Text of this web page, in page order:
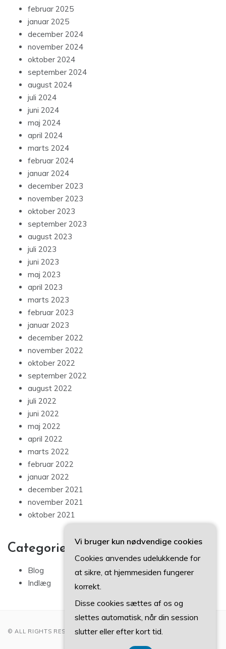
februar 2025
januar 2025
december 2024
november 2024
oktober 2024
september 2024
august 2024
juli 2024
juni 2024
maj 2024
april 2024
marts 2024
februar 2024
januar 2024
december 2023
november 2023
oktober 2023
september 2023
august 2023
juli 2023
juni 2023
maj 2023
april 2023
marts 2023
februar 2023
januar 2023
december 2022
november 2022
oktober 2022
september 2022
august 2022
juli 2022
juni 2022
maj 2022
april 2022
marts 2022
februar 2022
januar 2022
december 2021
november 2021
oktober 2021
Categories
Blog
Indlæg
© ALL RIGHTS RESERVED 2022
Vi bruger kun nødvendige cookies
Cookies anvendes udelukkende for
at sikre, at hjemmesiden fungerer
korrekt.
Disse cookies sættes af os og
slettes automatisk, når din session
slutter eller efter kort tid.